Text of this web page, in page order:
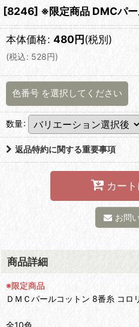
[8246] ※限定商品 DMCパー
本体価格: 480円(税別)
(税込: 528円)
色番号 を選択してください
数量:
返品特約に関する重要事項
カー
お問
商品詳細
※限定商品
ＤＭＣパールコットン 8番糸 コロ
全10色